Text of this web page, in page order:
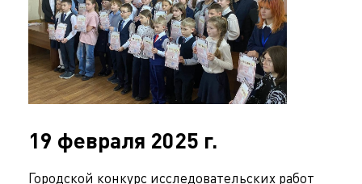
19 февраля 2025 г.
Городской конкурс исследовательских работ